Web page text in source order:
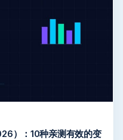
）：10种亲测有效的变